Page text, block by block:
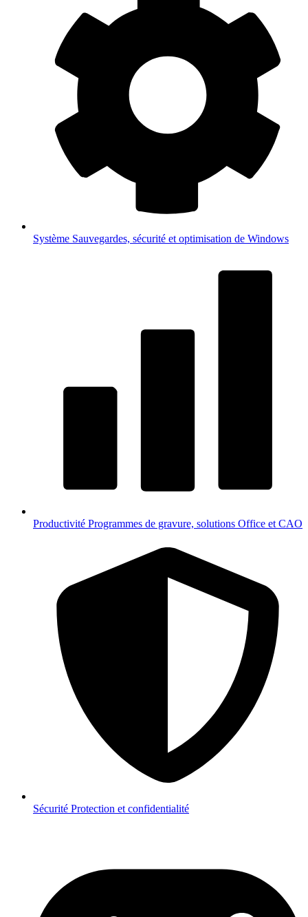
Système Sauvegardes, sécurité et optimisation de Windows
Productivité Programmes de gravure, solutions Office et CAO
Sécurité Protection et confidentialité